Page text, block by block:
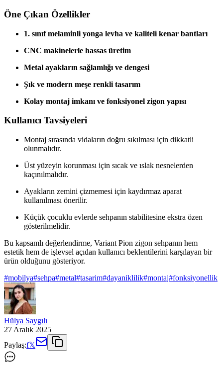
Öne Çıkan Özellikler
1. sınıf melaminli yonga levha ve kaliteli kenar bantları
CNC makinelerle hassas üretim
Metal ayakların sağlamlığı ve dengesi
Şık ve modern meşe renkli tasarım
Kolay montaj imkanı ve fonksiyonel zigon yapısı
Kullanıcı Tavsiyeleri
Montaj sırasında vidaların doğru sıkılması için dikkatli
olunmalıdır.
Üst yüzeyin korunması için sıcak ve ıslak nesnelerden
kaçınılmalıdır.
Ayakların zemini çizmemesi için kaydırmaz aparat
kullanılması önerilir.
Küçük çocuklu evlerde sehpanın stabilitesine ekstra özen
gösterilmelidir.
Bu kapsamlı değerlendirme, Variant Pion zigon sehpanın hem
estetik hem de işlevsel açıdan kullanıcı beklentilerini karşılayan bir
ürün olduğunu gösteriyor.
#mobilya#sehpa#metal#tasarim#dayaniklilik#montaj#fonksiyonellik
Hülya Saygılı
27 Aralık 2025
Paylaş:f𝕏